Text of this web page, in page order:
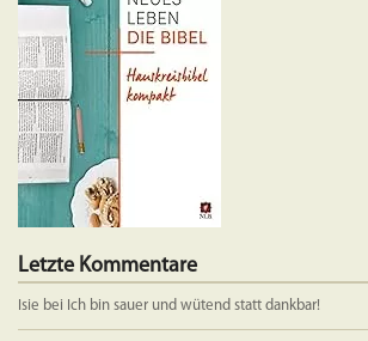
können
Letzte Kommentare
Isie bei Ich bin sauer und wütend statt dankbar!